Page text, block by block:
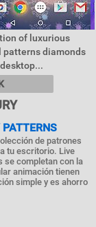
of luxurious
patterns diamonds
PATTERNS
de patrones
tu escritorio. Live
se completan con la
animación tienen
simple y es ahorro